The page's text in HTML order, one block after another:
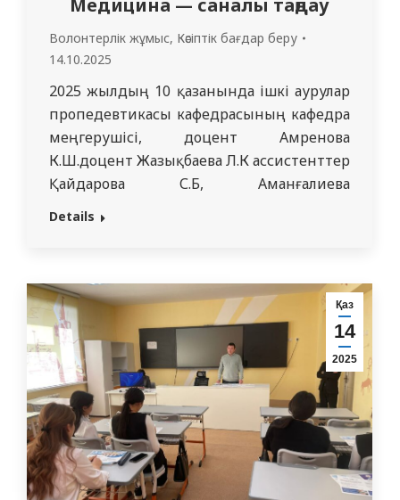
Волонтерлік жұмыс, Кәсіптік бағдар беру
14.10.2025
2025 жылдың 10 қазанында ішкі аурулар
пропедевтикасы кафедрасының кафедра
меңгерушісі, доцент Амренова
К.Ш.доцент Жазықбаева Л.К ассистенттер
Қайдарова С.Б, Аманғалиева
Г.М.,Рақымғазиева А.С.,Қанапиянов Б.Е.
мектепте кәсіби бағдар беру кездесуін
өткізді. Кездесудің мақсаты — жоғары
сынып оқушыларын Семей медицина
университетіндегі оқу ерекшеліктерімен
таныстырып, медицина мамандығын
таңдауға ынталандыру. Іс-шара
барысында оқушыларға сұранысқа…
Details
Қаз
14
2025